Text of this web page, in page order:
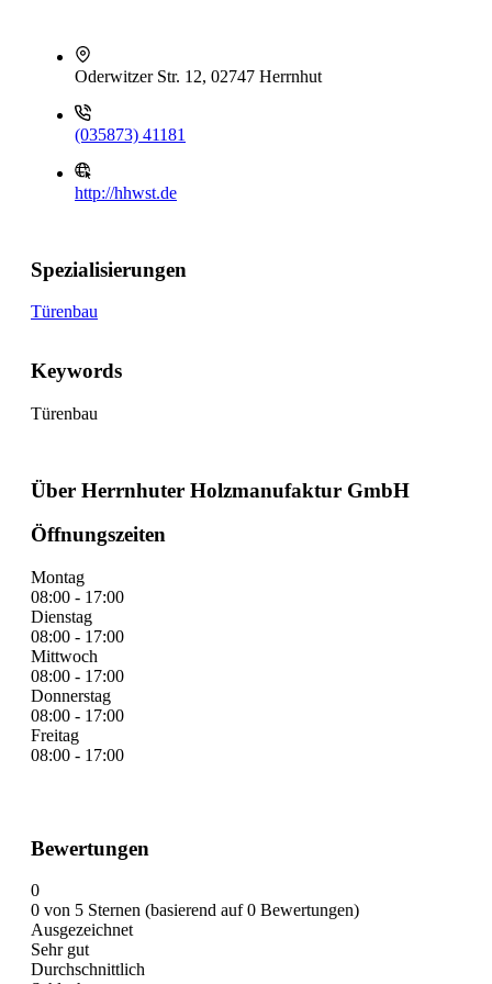
Oderwitzer Str. 12, 02747 Herrnhut
(035873) 41181
http://hhwst.de
Spezialisierungen
Türenbau
Keywords
Türenbau
Über Herrnhuter Holzmanufaktur GmbH
Öffnungszeiten
Montag
08:00 - 17:00
Dienstag
08:00 - 17:00
Mittwoch
08:00 - 17:00
Donnerstag
08:00 - 17:00
Freitag
08:00 - 17:00
Bewertungen
0
0 von 5 Sternen (basierend auf 0 Bewertungen)
Ausgezeichnet
Sehr gut
Durchschnittlich